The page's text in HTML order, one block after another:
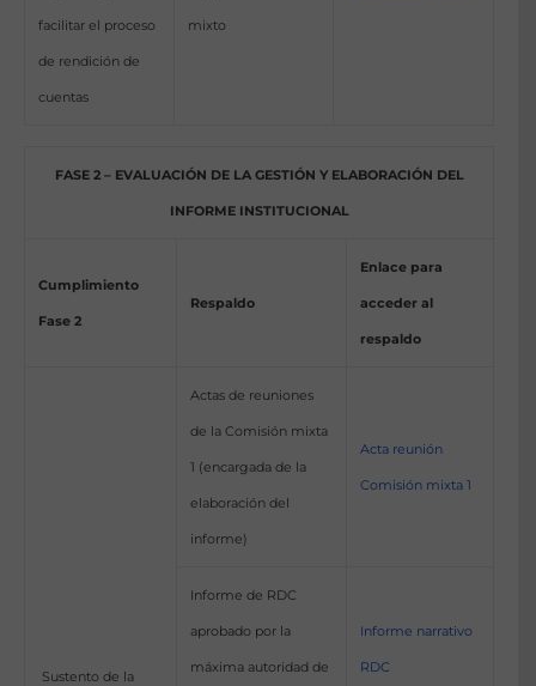
facilitar el proceso
de rendición de
cuentas
mixto
FASE 2 – EVALUACIÓN DE LA GESTIÓN Y ELABORACIÓN DEL
INFORME INSTITUCIONAL
Cumplimiento
Fase 2
Respaldo
Enlace para
acceder al
respaldo
Sustento de la
Actas de reuniones
de la Comisión mixta
1 (encargada de la
elaboración del
informe)
Acta reunión
Comisión mixta 1
Informe de RDC
aprobado por la
máxima autoridad de
Informe narrativo
RDC